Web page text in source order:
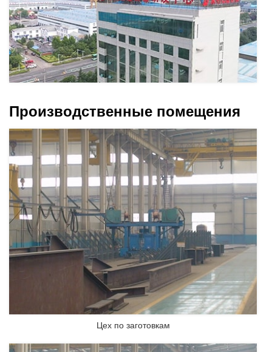
Производственные помещения
Цех по заготовкам